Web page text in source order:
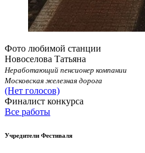
Фото любимой станции
Новоселова Татьяна
Неработающий пенсионер компании
Московская железная дорога
(Нет голосов)
Финалист конкурса
Все работы
Учредители Фестиваля